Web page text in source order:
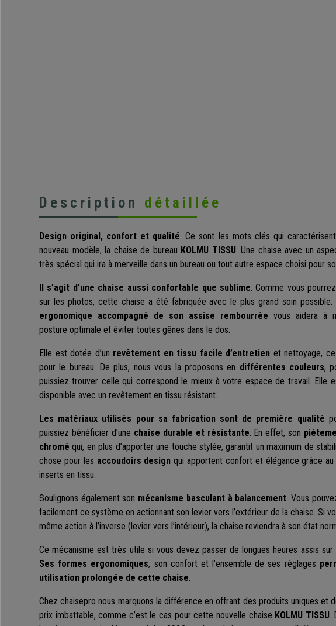
Description détaillée
Design original, confort et qualité. Ce sont les mots clés qui
nouveau modèle, la chaise de bureau KOLMU TISSU. Une chaise avec un
très spécial qui ira à merveille dans un bureau ou tout autre espace choisi pour
Il s’agit d’une chaise aussi confortable que sublime. Comme vous
sur les photos, cette chaise a été fabriquée avec le plus grand soin possible.
ergonomique accompagné de son assise rembourrée vous aidera à
posture optimale et éviter toutes gênes dans le dos.
Elle est dotée d’un revêtement en tissu facile d’entretien et nettoyage,
pour le bureau. De plus, nous vous la proposons en différentes couleurs,
puissiez trouver celle qui correspond le mieux à votre espace de travail. Elle
disponible avec un revêtement en tissu résistant.
Les matériaux utilisés pour sa fabrication sont de première qualité
puissiez bénéficier d’une chaise durable et résistante. En effet, son
chromé qui, en plus d’apporter une touche stylée, garantit un maximum de
chose pour les accoudoirs design qui apportent confort et élégance grâce
inserts en tissu.
Soulignons également son mécanisme basculant à balancement. Vous
facilement ce système en actionnant son levier vers l’extérieur de la chaise. Si
même action à l’inverse (levier vers l’intérieur), la chaise reviendra à son état
Ce mécanisme est très utile si vous devez passer de longues heures assis
Ses formes ergonomiques, son confort et l’ensemble de ses réglages
utilisation prolongée de cette chaise.
Chez chaisepro nous marquons la différence en offrant des produits uniques et
prix imbattable, comme c’est le cas pour cette nouvelle chaise KOLMU TISSU.